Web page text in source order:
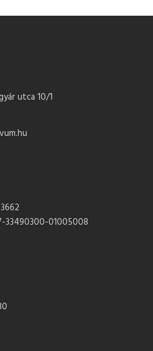
utca 10/1
33490300-01005008